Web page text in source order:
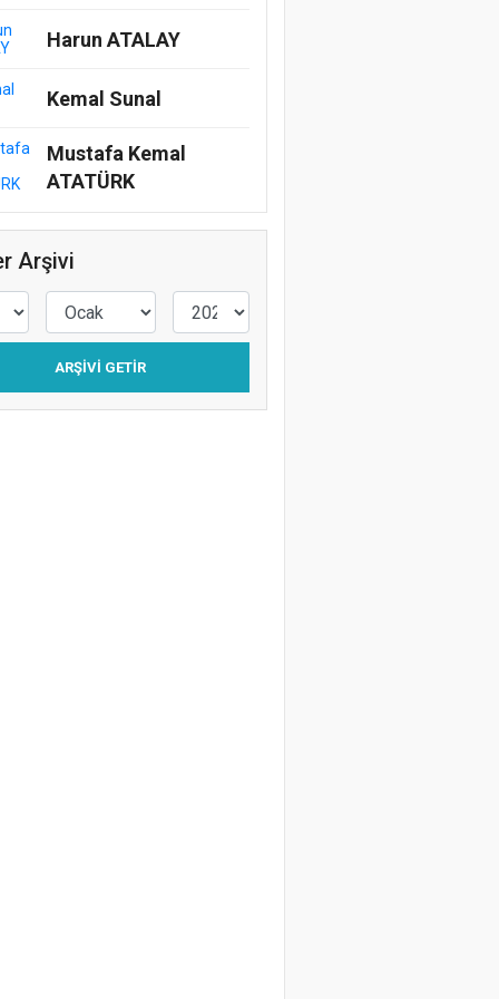
Harun ATALAY
Kemal Sunal
Mustafa Kemal
ATATÜRK
Arşivi
ARŞIVI GETIR